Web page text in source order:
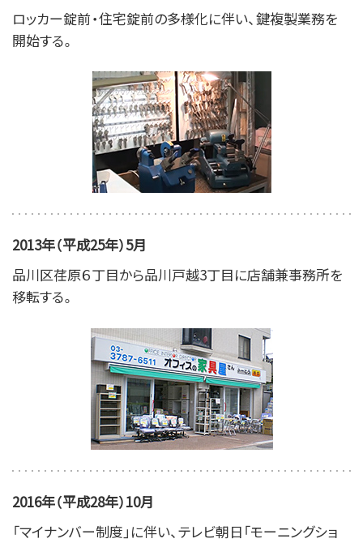
ロッカー錠前・住宅錠前の多様化に伴い、鍵複製業務を
開始する。
2013年（平成25年）5月
品川区荏原６丁目から品川戸越3丁目に店舗兼事務所を
移転する。
2016年（平成28年）10月
「マイナンバー制度」に伴い、テレビ朝日「モーニングショ